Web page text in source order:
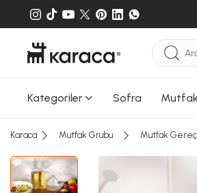
Kategoriler Sofra Mutfak
Karaca Mutfak Grubu Mutfak